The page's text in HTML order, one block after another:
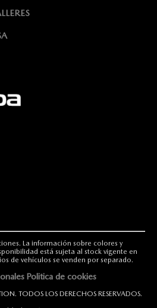
La información sobre colores y
está sujeta al stock vigente en
de vehículos se venden por separado.
Politica de cookies
TODOS LOS DERECHOS RESERVADOS.